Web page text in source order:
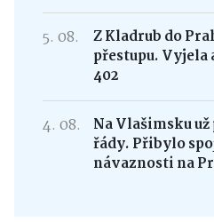
5. 08.
Z Kladrub do
přestupu.
402
4. 08.
Na Vlašimsku
řády. Přibylo
návaznosti na